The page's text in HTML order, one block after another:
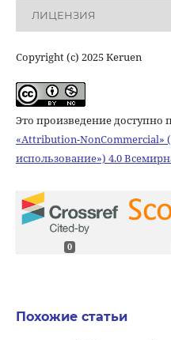
ЛИЦЕНЗИЯ
Copyright (c) 2025 Keruen
Это произведение доступно
«Attribution-
использование») 4.0
0
Похожие статьи